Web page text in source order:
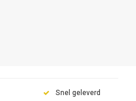
Snel geleverd